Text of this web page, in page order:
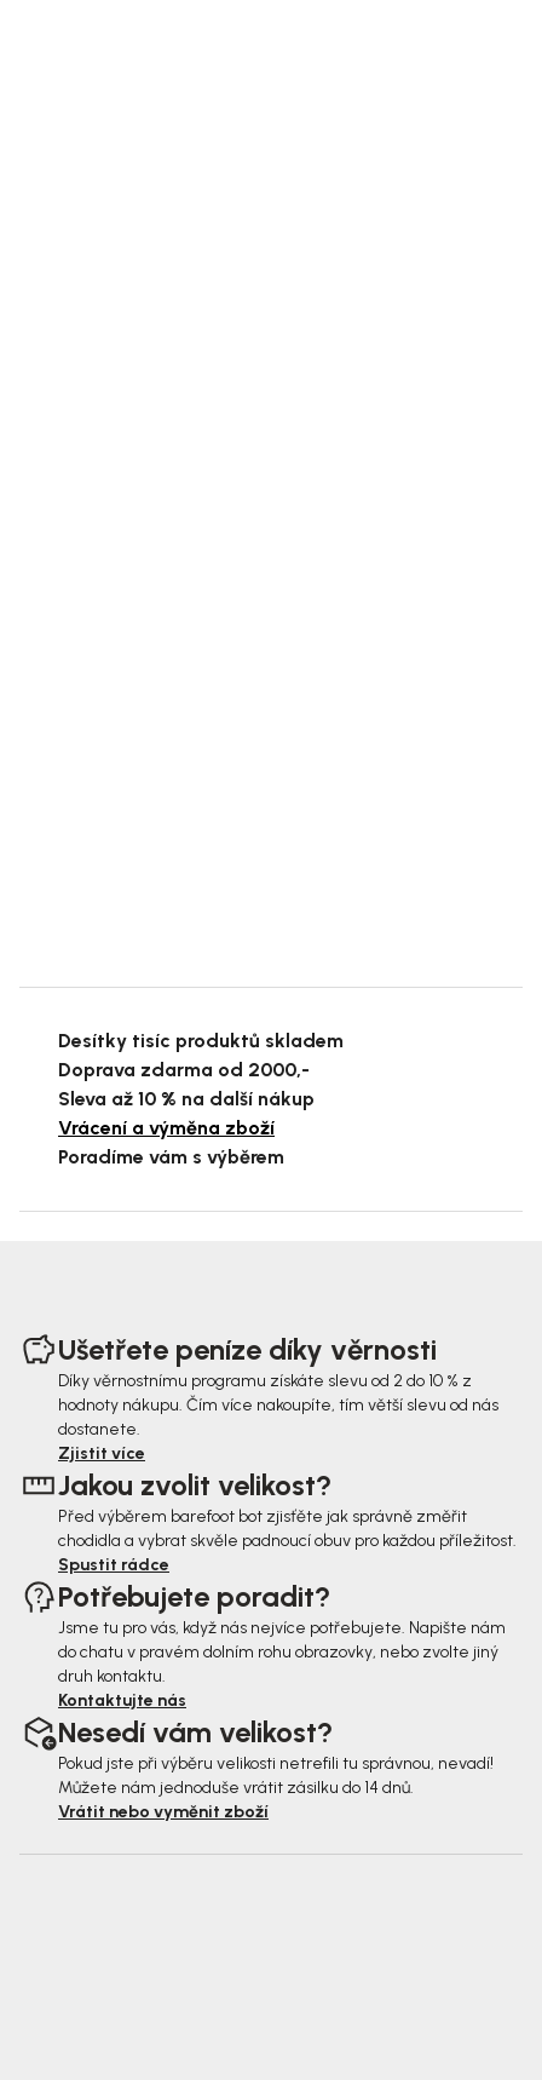
Desítky tisíc produktů skladem
Doprava zdarma od 2000,-
Sleva až 10 % na další nákup
Vrácení a výměna zboží
Poradíme vám s výběrem
Ušetřete peníze díky věrnosti
Díky věrnostnímu programu získáte slevu od 2 do 10 % z
hodnoty nákupu. Čím více nakoupíte, tím větší slevu od nás
dostanete.
Zjistit více
Jakou zvolit velikost?
Před výběrem barefoot bot zjisťěte jak správně změřit
chodidla a vybrat skvěle padnoucí obuv pro každou příležitost.
Spustit rádce
Potřebujete poradit?
Jsme tu pro vás, když nás nejvíce potřebujete. Napište nám
do chatu v pravém dolním rohu obrazovky, nebo zvolte jiný
druh kontaktu.
Kontaktujte nás
Nesedí vám velikost?
Pokud jste při výběru velikosti netrefili tu správnou, nevadí!
Můžete nám jednoduše vrátit zásilku do 14 dnů.
Vrátit nebo vyměnit zboží